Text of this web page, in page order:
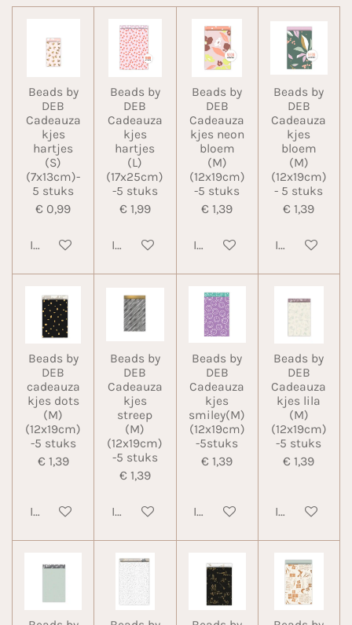
Beads by
DEB
Cadeauza
kjes
hartjes
(S)
(7x13cm)-
5 stuks
€ 0,99
In winkelwagen
Beads by
DEB
Cadeauza
kjes
hartjes
(L)
(17x25cm)
-5 stuks
€ 1,99
In winkelwagen
Beads by
DEB
Cadeauza
kjes neon
bloem
(M)
(12x19cm)
-5 stuks
€ 1,39
In winkelwagen
Beads by
DEB
Cadeauza
kjes
bloem
(M)
(12x19cm)
- 5 stuks
€ 1,39
In
Beads by
DEB
cadeauza
kjes dots
(M)
(12x19cm)
-5 stuks
€ 1,39
In winkelwagen
Beads by
DEB
Cadeauza
kjes
streep
(M)
(12x19cm)
-5 stuks
€ 1,39
In winkelwagen
Beads by
DEB
Cadeauza
kjes
smiley(M)
(12x19cm)
-5stuks
€ 1,39
In winkelwagen
Beads by
DEB
Cadeauza
kjes lila
(M)
(12x19cm)
-5 stuks
€ 1,39
In